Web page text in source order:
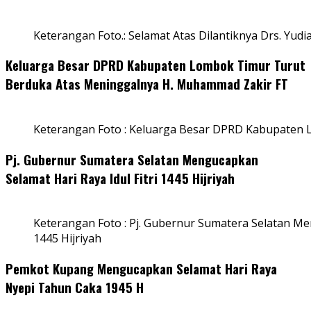
Keterangan Foto.: Selamat Atas Dilantiknya Drs.
Keluarga Besar DPRD Kabupaten Lombok Timur Turut
Berduka Atas Meninggalnya H. Muhammad Zakir FT
Keterangan Foto : Keluarga Besar DPRD
Pj. Gubernur Sumatera Selatan Mengucapkan
Selamat Hari Raya Idul Fitri 1445 Hijriyah
Keterangan Foto : Pj. Gubernur Sumatera Selatan
1445 Hijriyah
Pemkot Kupang Mengucapkan Selamat Hari Raya
Nyepi Tahun Caka 1945 H